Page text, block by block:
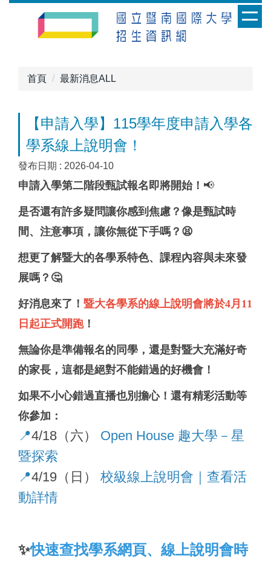
首頁 最新消息ALL
【申請入學】115學年度申請入學各
學系線上說明會！
發布日期 : 2026-04-10
申請入學第二階段甄試報名即將開始！ 📢
是否還有許多疑問讓你感到焦慮？像是甄試時
間、注意事項，讓你無從下手嗎 ？ 😫
想更了解暨大的各學系特色、課程內容與未來發
展嗎？ 🤔
好消息來了 ！ 暨大各學系的線上說明會將於4月11
日起正式開跑！
無論你是準備報名的同學，還是對暨大充滿好奇
的家長，這都是絕對不能錯過的好機會！
如果不小心錯過直播也別擔心！還有精彩活動等
你參加：
📍4/18（六）
Open House 趣大學－星
暨探索
📍4/19（日）
校級線上說明會｜查看活
動詳情
✨快速查找學系網頁、線上說明會時